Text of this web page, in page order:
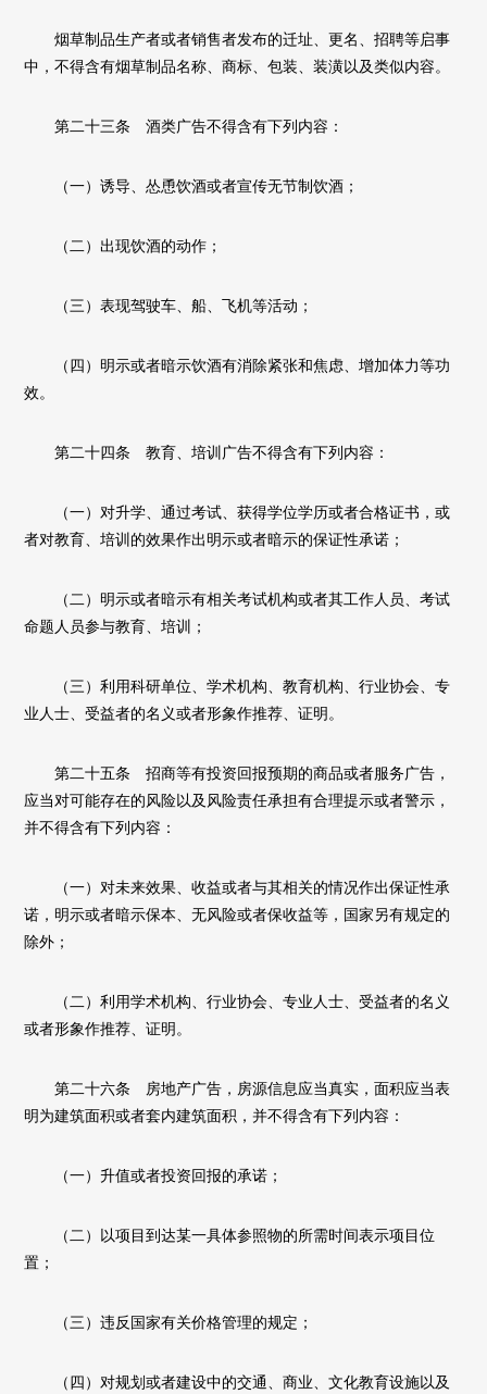
烟草制品生产者或者销售者发布的迁址、更名、招聘等启事
中，不得含有烟草制品名称、商标、包装、装潢以及类似内容。
第二十三条 酒类广告不得含有下列内容：
（一）诱导、怂恿饮酒或者宣传无节制饮酒；
（二）出现饮酒的动作；
（三）表现驾驶车、船、飞机等活动；
（四）明示或者暗示饮酒有消除紧张和焦虑、增加体力等功
效。
第二十四条 教育、培训广告不得含有下列内容：
（一）对升学、通过考试、获得学位学历或者合格证书，或
者对教育、培训的效果作出明示或者暗示的保证性承诺；
（二）明示或者暗示有相关考试机构或者其工作人员、考试
命题人员参与教育、培训；
（三）利用科研单位、学术机构、教育机构、行业协会、专
业人士、受益者的名义或者形象作推荐、证明。
第二十五条 招商等有投资回报预期的商品或者服务广告，
应当对可能存在的风险以及风险责任承担有合理提示或者警示，
并不得含有下列内容：
（一）对未来效果、收益或者与其相关的情况作出保证性承
诺，明示或者暗示保本、无风险或者保收益等，国家另有规定的
除外；
（二）利用学术机构、行业协会、专业人士、受益者的名义
或者形象作推荐、证明。
第二十六条 房地产广告，房源信息应当真实，面积应当表
明为建筑面积或者套内建筑面积，并不得含有下列内容：
（一）升值或者投资回报的承诺；
（二）以项目到达某一具体参照物的所需时间表示项目位
置；
（三）违反国家有关价格管理的规定；
（四）对规划或者建设中的交通、商业、文化教育设施以及